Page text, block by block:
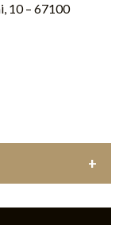
10 – 67100